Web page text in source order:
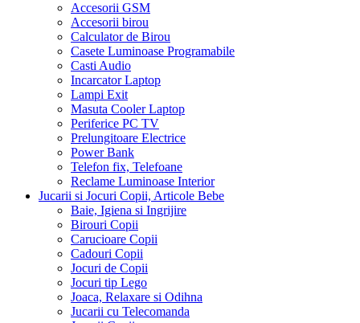
Accesorii GSM
Accesorii birou
Calculator de Birou
Casete Luminoase Programabile
Casti Audio
Incarcator Laptop
Lampi Exit
Masuta Cooler Laptop
Periferice PC TV
Prelungitoare Electrice
Power Bank
Telefon fix, Telefoane
Reclame Luminoase Interior
Jucarii si Jocuri Copii, Articole Bebe
Baie, Igiena si Ingrijire
Birouri Copii
Carucioare Copii
Cadouri Copii
Jocuri de Copii
Jocuri tip Lego
Joaca, Relaxare si Odihna
Jucarii cu Telecomanda